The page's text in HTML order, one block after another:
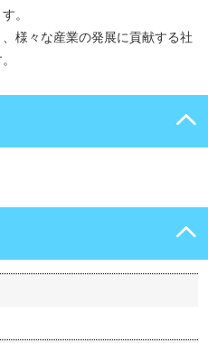
。
様々な産業の発展に貢献する社